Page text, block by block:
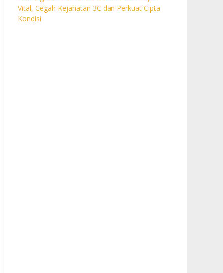
Vital, Cegah Kejahatan 3C dan Perkuat Cipta
Kondisi